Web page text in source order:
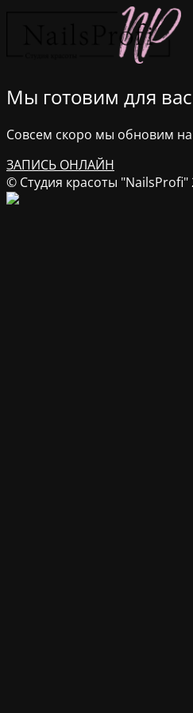
Мы готовим для
Совсем скоро мы обновим
ЗАПИСЬ ОНЛАЙН
© Студия красоты "NailsProfi"